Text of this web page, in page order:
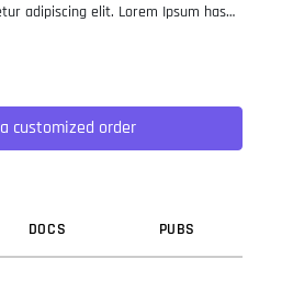
adipiscing elit. Lorem Ipsum has
took a galley of type and
also the leap into electronic
unchanged. It was
with the release of Letraset sheets
customized order
DOCS PUBS